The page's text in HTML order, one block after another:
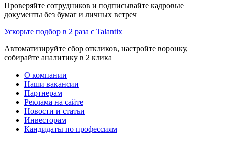
Проверяйте сотрудников и подписывайте кадровые
документы без бумаг и личных встреч
Ускорьте подбор в 2 раза с Talantix
Автоматизируйте сбор откликов, настройте воронку,
собирайте аналитику в 2 клика
О компании
Наши вакансии
Партнерам
Реклама на сайте
Новости и статьи
Инвесторам
Кандидаты по профессиям